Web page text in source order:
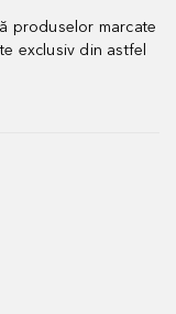
produselor marcate
exclusiv din astfel